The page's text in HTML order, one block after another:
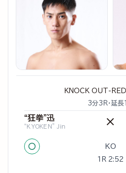
KNOCK OUT-RED
3分3R・延長
“狂拳”迅
“KYOKEN” Jin ×
○ KO
1R 2:52